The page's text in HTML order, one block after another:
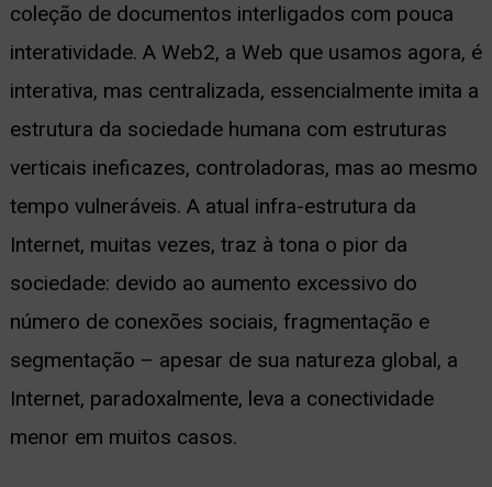
coleção de documentos interligados com pouca
interatividade. A Web2, a Web que usamos agora, é
interativa, mas centralizada, essencialmente imita a
estrutura da sociedade humana com estruturas
verticais ineficazes, controladoras, mas ao mesmo
tempo vulneráveis. A atual infra-estrutura da
Internet, muitas vezes, traz à tona o pior da
sociedade: devido ao aumento excessivo do
número de conexões sociais, fragmentação e
segmentação – apesar de sua natureza global, a
Internet, paradoxalmente, leva a conectividade
menor em muitos casos.